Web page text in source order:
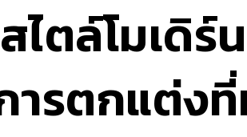
ตล์โมเดิร์
รตกแต่ง